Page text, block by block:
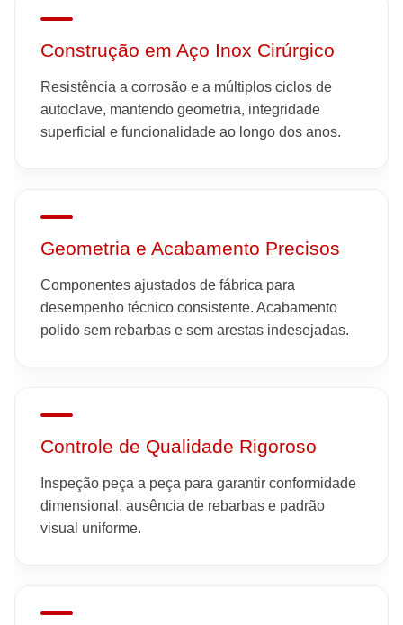
Construção em Aço Inox Cirúrgico
Resistência a corrosão e a múltiplos ciclos de
autoclave, mantendo geometria, integridade
superficial e funcionalidade ao longo dos anos.
Geometria e Acabamento Precisos
Componentes ajustados de fábrica para
desempenho técnico consistente. Acabamento
polido sem rebarbas e sem arestas indesejadas.
Controle de Qualidade Rigoroso
Inspeção peça a peça para garantir conformidade
dimensional, ausência de rebarbas e padrão
visual uniforme.